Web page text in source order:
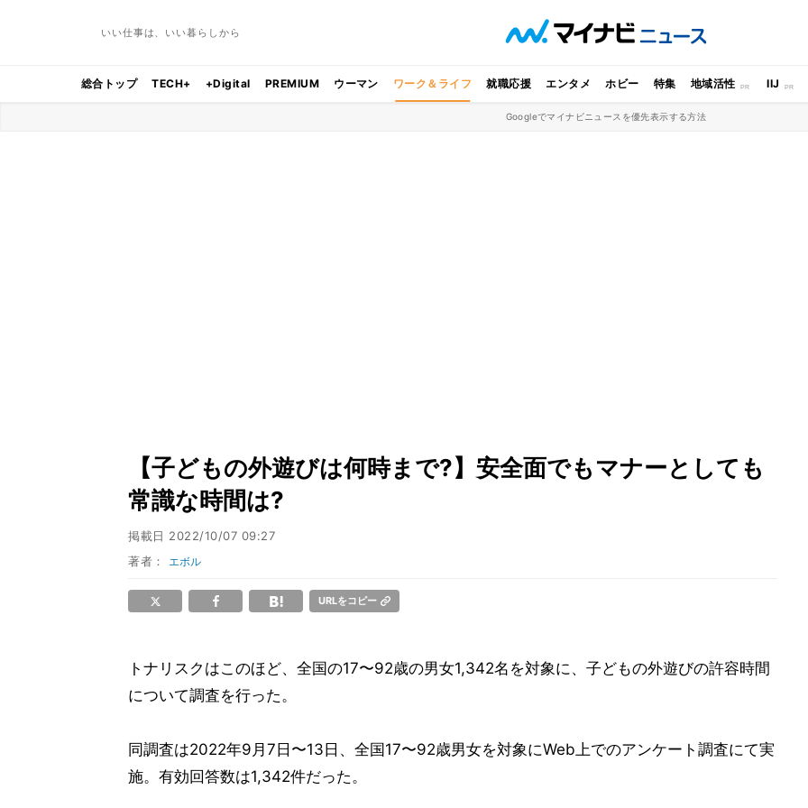
いい仕事は、いい暮らしから
総合トップ TECH+ +Digital PREMIUM ウーマン ワーク＆ライフ 就職応援 エンタメ ホビー 特集 地域活性 IIJ
Googleでマイナビニュースを優先表示する方法
【子どもの外遊びは何時まで?】安全面でもマナーとしても
常識な時間は?
掲載日 2022/10/07 09:27
著者： エボル
URLをコピー
トナリスクはこのほど、全国の17〜92歳の男女1,342名を対象に、子どもの外遊びの許容時間
について調査を行った。
同調査は2022年9月7日〜13日、全国17〜92歳男女を対象にWeb上でのアンケート調査にて実
施。有効回答数は1,342件だった。